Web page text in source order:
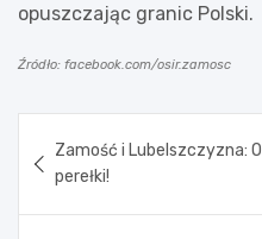
opuszczając granic Polski.
Źródło: facebook.com/osir.zamosc
wpisu
Zamość i Lubelszczyzna:
perełki!